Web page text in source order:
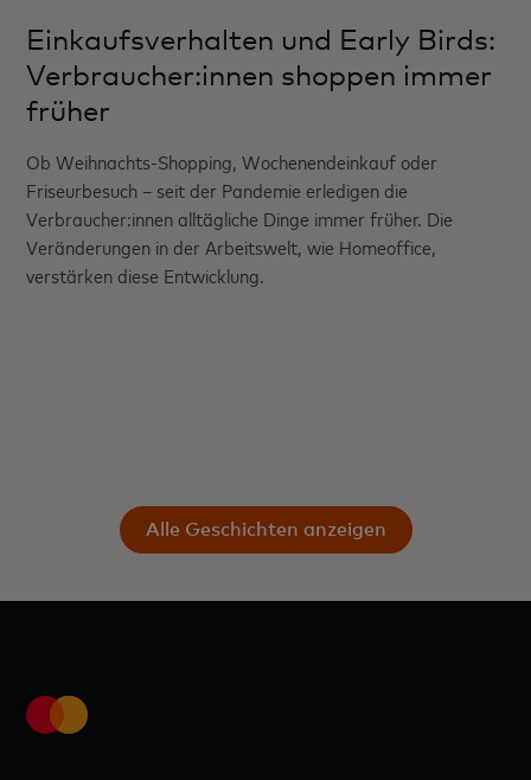
Einkaufsverhalten und Early Birds:
Verbraucher:innen shoppen immer
früher
Ob Weihnachts-Shopping, Wochenendeinkauf oder
Friseurbesuch – seit der Pandemie erledigen die
Verbraucher:innen alltägliche Dinge immer früher. Die
Veränderungen in der Arbeitswelt, wie Homeoffice,
verstärken diese Entwicklung.
Alle Geschichten anzeigen